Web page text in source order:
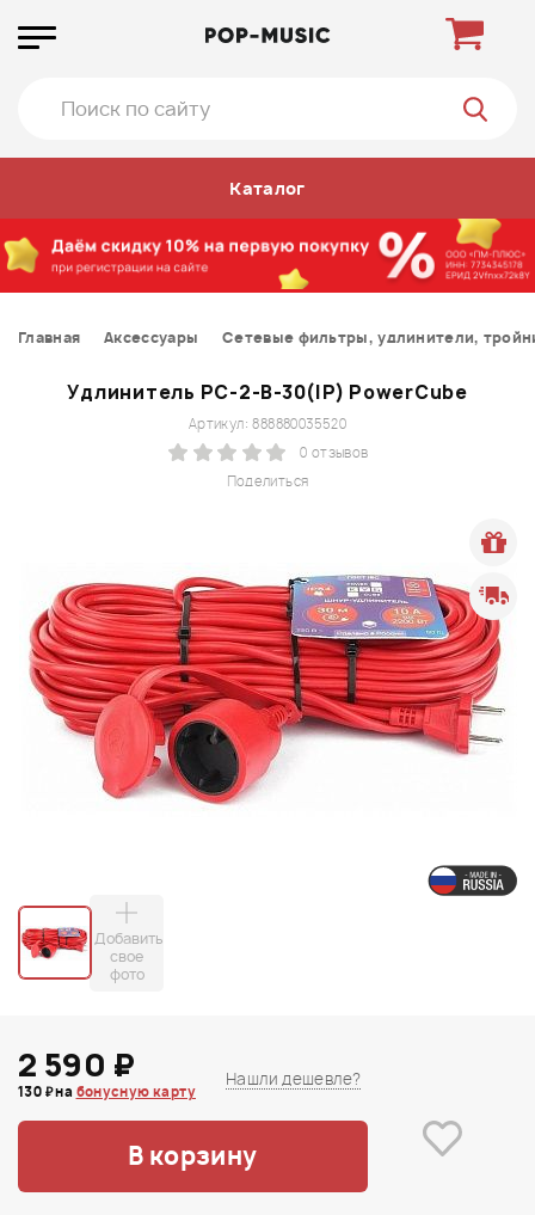
Каталог
Главная Аксессуары Сетевые фильтры, удлинители,
Удлинитель PC-2-B-30(IP) PowerCube
Поделиться
Артикул: 888880035520
0 отзывов
Добавить
свое
фото
2 590 ₽
130 ₽ на бонусную карту
Нашли дешевле?
В корзину